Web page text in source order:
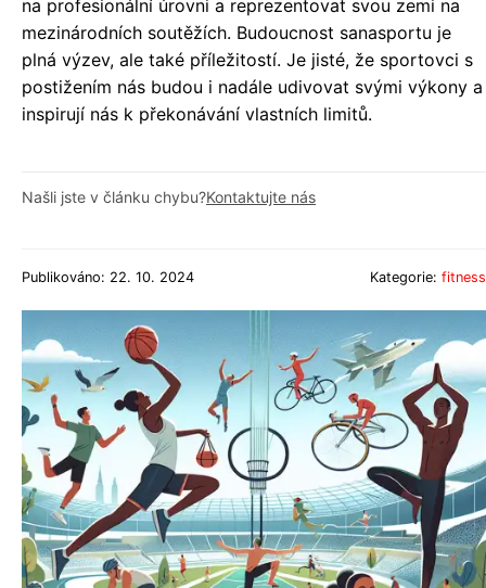
na profesionální úrovni a reprezentovat svou zemi na
mezinárodních soutěžích. Budoucnost sanasportu je
plná výzev, ale také příležitostí. Je jisté, že sportovci s
postižením nás budou i nadále udivovat svými výkony a
inspirují nás k překonávání vlastních limitů.
Našli jste v článku chybu?Kontaktujte nás
Publikováno: 22. 10. 2024 Kategorie: fitness